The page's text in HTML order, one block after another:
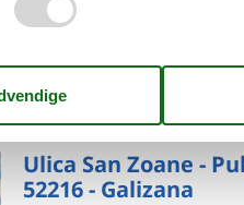
2 soveværelser
VIS MERE
Ulica San Zoane -
52216 - Galizana